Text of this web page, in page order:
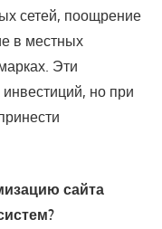
сетей, поощрение
в местных
Эти
но при
сайта